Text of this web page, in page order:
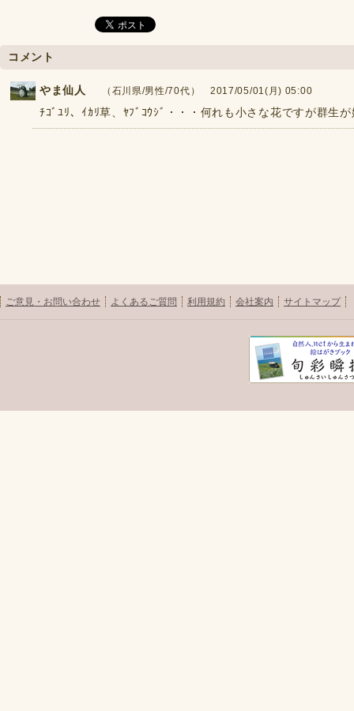
コメント
やま仙人 （石川県/男性/70代） 2017/05/01(月) 05:00
ﾁｺﾞﾕﾘ、ｲｶﾘ草、ﾔﾌﾞｺｳｼﾞ・・・何れも小さな花ですが群生
ご意見・お問い合わせ よくあるご質問 利用規約 会社案内 サイトマップ